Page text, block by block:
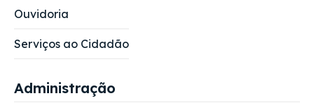
Ouvidoria
Serviços ao Cidadão
Administração